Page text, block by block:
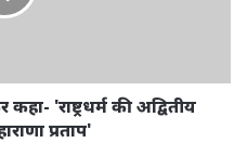
'राष्ट्रधर्म की अद्वितीय
प्रताप'